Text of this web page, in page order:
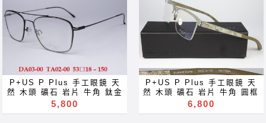
glasögon Gelas चश्मा めが
ね 안경 Okulary specula
ImeMyself Eyewear
casual wear clothes and
optical frames spectacles
glasses Rx prescription
for near far sighted
reading glass blue light
ray block lenses filter
eyeglasses Акуляры
lunettes نظارات очки
Brýle Mga Salamin
occhiali Gläser szemüveg
Окуляри bril Kính
glasögon Gelas चश्मा めが
glasses Rx prescription
for near far sighted
reading glass blue light
ray block lenses filter
Акуляры Kacamata Gafas
Des lunettes نظارات очки
Brýle Mga Salamin
occhiali Gläser szemüveg
Окуляри bril Kính
glasögon Gelas चश्मा めが
ね 안경 Okulary specula
ImeMyself Eyewear
P+US P Plus 手工眼鏡 天
然 木頭 礦石 岩片 牛角 鈦金
屬 超輕 圓框 方框 眼鏡 可配
5,800
P+US P Plus 手工眼鏡 天
然 木頭 礦石 岩片 牛角 圓框
方框 眼鏡 可配 近視 老花 多
6,800